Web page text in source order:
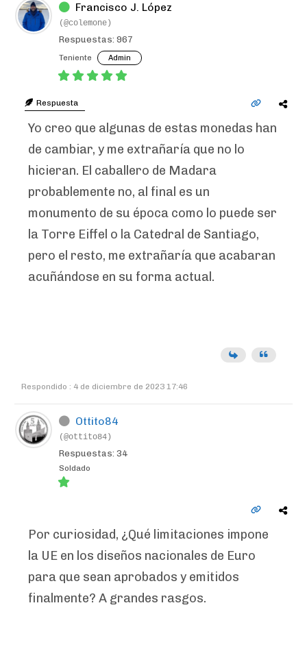
Francisco J. López
(@colemone)
Respuestas: 967
Teniente Admin
Respuesta
Yo creo que algunas de estas monedas han
de cambiar, y me extrañaría que no lo
hicieran. El caballero de Madara
probablemente no, al final es un
monumento de su época como lo puede ser
la Torre Eiffel o la Catedral de Santiago,
pero el resto, me extrañaría que acabaran
acuñándose en su forma actual.
Respondido : 4 de diciembre de 2023 17:46
Ottito84
(@ottito84)
Respuestas: 34
Soldado
Por curiosidad, ¿Qué limitaciones impone
la UE en los diseños nacionales de Euro
para que sean aprobados y emitidos
finalmente? A grandes rasgos.